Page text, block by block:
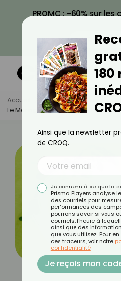
PROMO : -60% sur
VOIR LA
Accueil Actus
Minceur
Le Moringa Peut-Il Vous Aider À
Ainsi que la newsletter
de CROQ.
Je consens à ce que la
Prisma Players analyse
des courriels pour
performances des
pourrons savoir si vous
courriels, l'heure à
ainsi que des
que vous utilisez. Pour
ces traceurs, voir notre
confidentialité.
Je reçois mon